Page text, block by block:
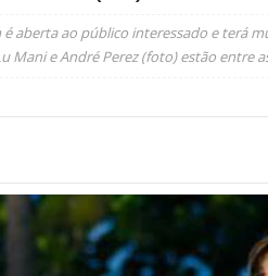
aberta ao público interessado e terá
Mani e André Perez (foto) estão entre